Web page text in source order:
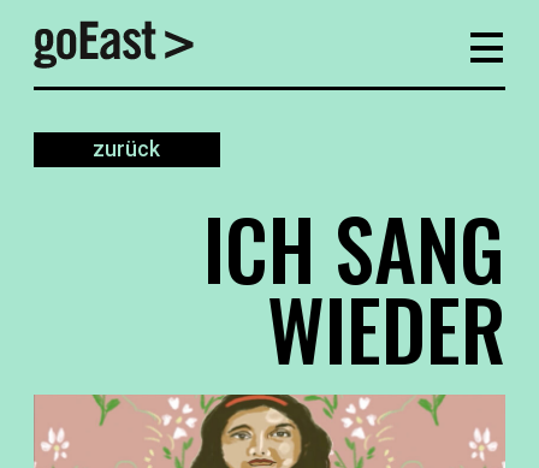
zurück
ICH SANG
WIEDER